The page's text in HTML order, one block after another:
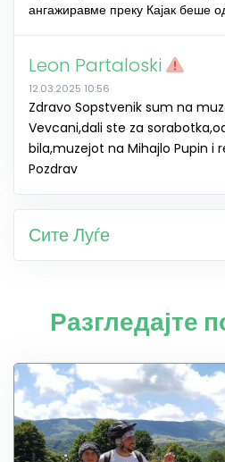
ангажиравме преку Кајак беше
Leon Partaloski
12.03.2025 10:56
Zdravo Sopstvenik sum na
Vevcani,dali ste za
bila,muzejot na Mihajlo Pupin i
Pozdrav
Сите Луѓе
Разгледајте